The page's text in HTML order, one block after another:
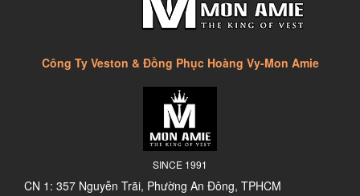
Công Ty Veston & Đồng Phục Hoàng Vy-Mon Amie
SINCE 1991
CN 1: 357 Nguyễn Trãi, Phường An Đông, TPHCM